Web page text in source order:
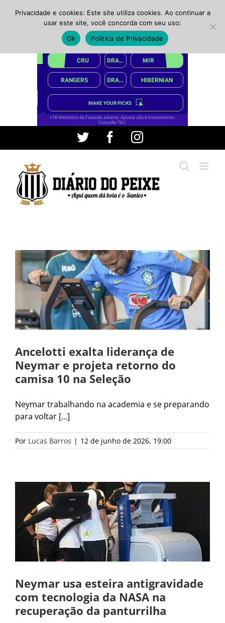
conteúdo
Twitter FacebookInstagram
Ancelotti exalta liderança de
Neymar e projeta retorno do
camisa 10 na Seleção
Neymar trabalhando na academia e se preparando
para voltar [...]
Por Lucas Barros | 12 de junho de 2026, 19:00
Neymar usa esteira antigravidade
com tecnologia da NASA na
recuperação da panturrilha
Privacidade e cookies: Este site utiliza cookies. Ao continuar a
usar este site, você concorda com seu uso:
Ok
Política de Privacidade